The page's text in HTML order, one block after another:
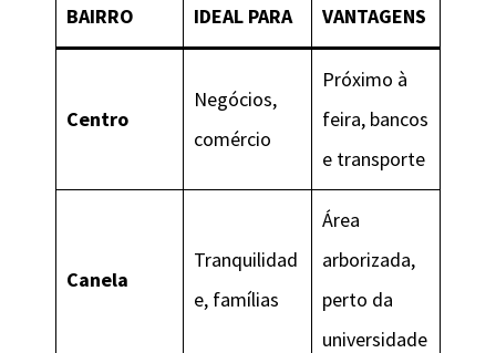
BAIRRO IDEAL PARA VANTAGENS
Centro
Negócios,
comércio
Próximo à
feira, bancos
e transporte
Canela
Tranquilidad
e, famílias
Área
arborizada,
perto da
universidade